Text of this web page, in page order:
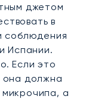
джетом
в
соблюдения
Испании.
Если это
она должна
а